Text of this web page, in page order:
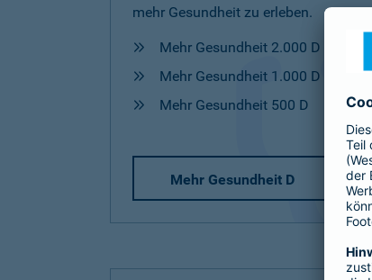
mehr Gesundheit zu erleben.
Mehr Gesundheit 2.000 D
Mehr Gesundheit 1.000 D
Mehr Gesundheit 500 D
Mehr Gesundheit D